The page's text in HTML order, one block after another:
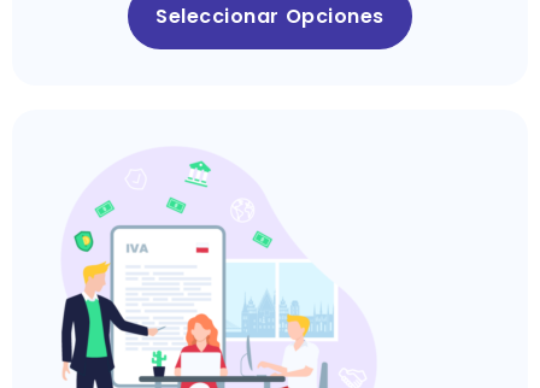
Seleccionar Opciones